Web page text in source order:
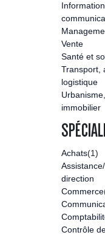
Information,
Vente
Santé et
Transport,
logistique
immobilier
Achats(1)
direction
Commerce
Contrôle